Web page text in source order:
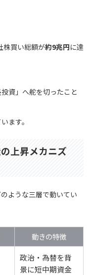
株買い総額が約9兆円に達
資」へ舵を切ったこと
ます。
上昇メカニズ
ような三層で動いてい
動きの特徴
政治・為替を背
景に短中期資金